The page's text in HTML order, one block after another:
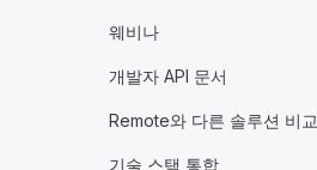
웨비나
개발자 API 문서
Remote와 다른 솔루션 비교
기술 스택 통합